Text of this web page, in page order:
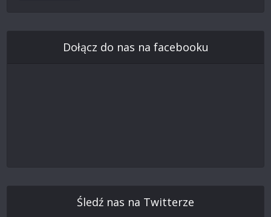
Dołącz do nas na facebooku
Śledź nas na Twitterze